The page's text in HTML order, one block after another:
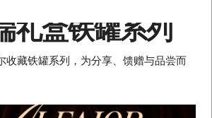
礼盒铁罐系列
收藏铁罐系列，为分享、馈赠与品尝而